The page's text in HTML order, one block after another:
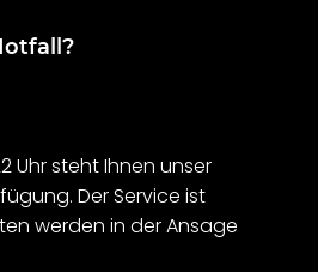
Uhr steht Ihnen unser
Der Service ist
werden in der Ansage